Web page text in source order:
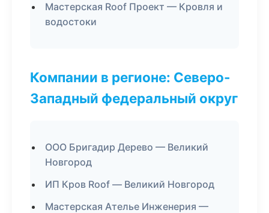
Мастерская Roof Проект — Кровля и
водостоки
Компании в регионе: Северо-
Западный федеральный округ
ООО Бригадир Дерево — Великий
Новгород
ИП Кров Roof — Великий Новгород
Мастерская Ателье Инженерия —